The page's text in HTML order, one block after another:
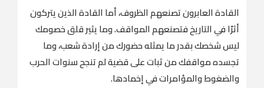
‏القادة العابرون تصنعهم الظروف، أما القادة الذين يتركون
أثرًا في التاريخ فتصنعهم المواقف. وما يثير قلق خصومك
ليس شخصك بقدر ما يمثله حضورك من إرادة شعب، وما
تجسده مواقفك من ثبات على قضية لم تنجح سنوات الحرب
والضغوط والمؤامرات في إخمادها.